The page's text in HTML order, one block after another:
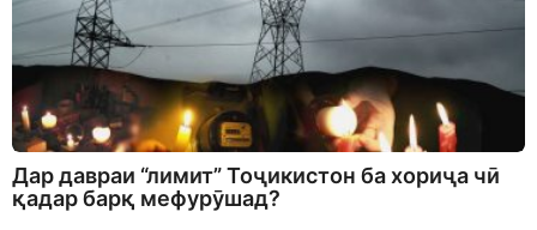
Дар давраи “лимит” Тоҷикистон ба хориҷа чӣ
қадар барқ мефурӯшад?